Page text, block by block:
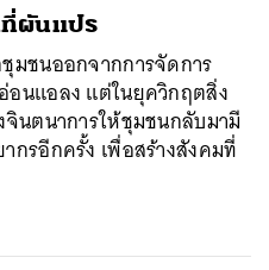
ผันแปร
มชนออกจากการจัดการ
นแอลง แต่ในยุควิกฤตสิ่ง
นตนาการให้ชุมชนกลับมามี
รอีกครั้ง เพื่อสร้างสังคมที่